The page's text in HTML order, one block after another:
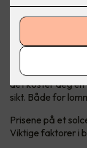
Prisen er
Solceller er en
det koster deg
sikt. Både for
Prisene på et
Viktige faktorer i